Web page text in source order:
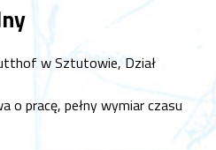
w Sztutowie, Dział
o pracę, pełny wymiar czasu